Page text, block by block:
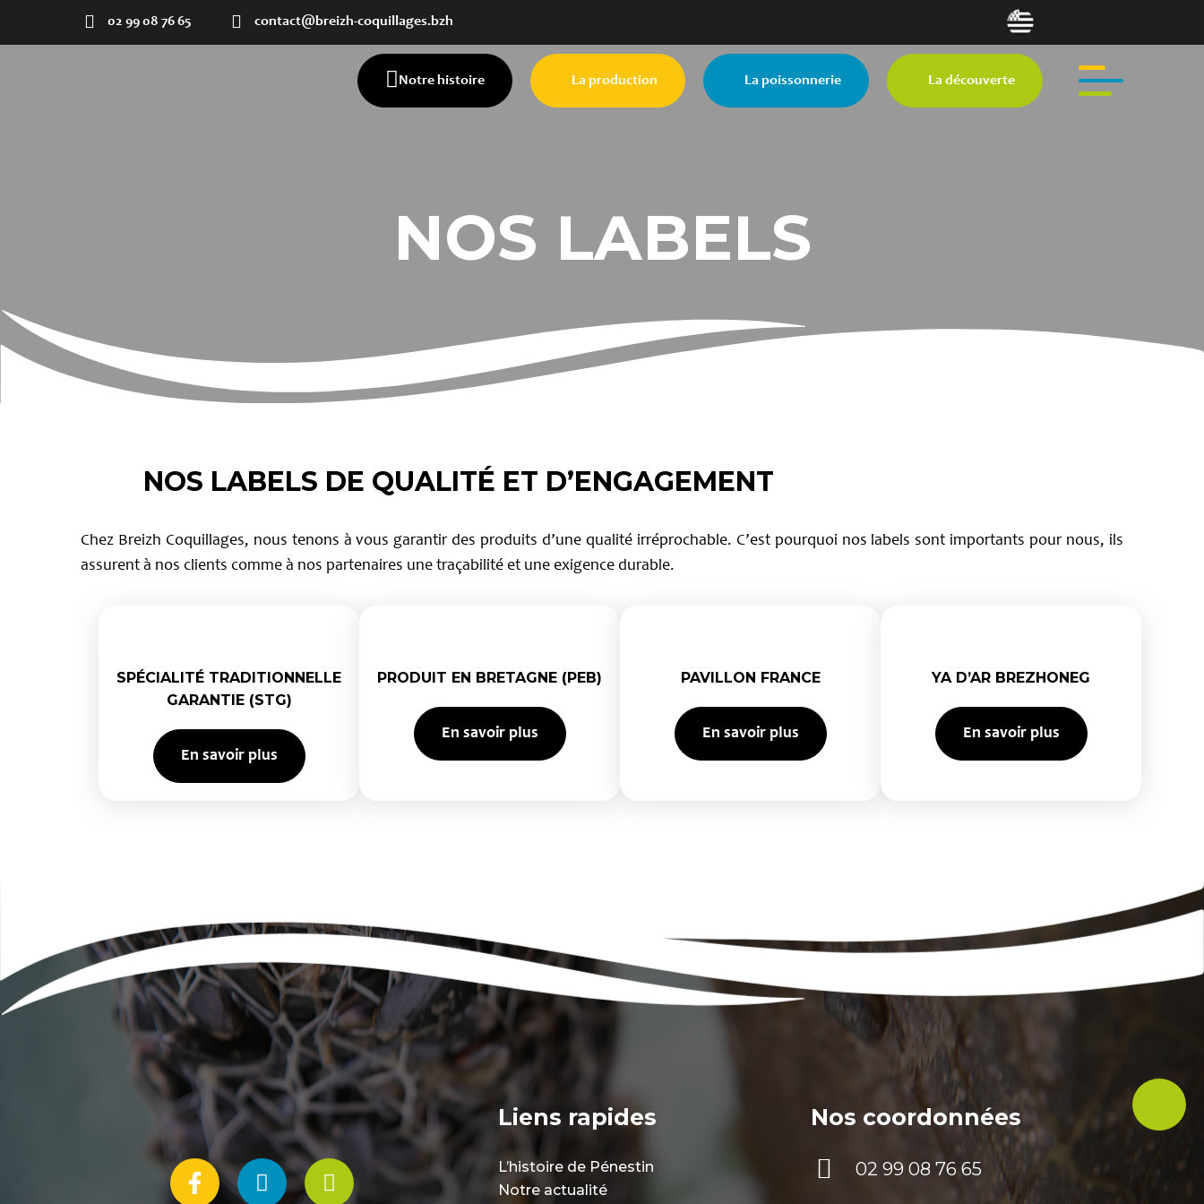
02 99 08 76 65 contact@breizh-coquillages.bzh
Notre histoire La production La poissonnerie La découverte
NOS LABELS
NOS LABELS DE QUALITÉ ET D’ENGAGEMENT
Chez Breizh Coquillages, nous tenons à vous garantir des produits d’une qualité irréprochable. C’est pourquoi nos labels sont importants pour nous, ils
assurent à nos clients comme à nos partenaires une traçabilité et une exigence durable.
SPÉCIALITÉ TRADITIONNELLE
GARANTIE (STG)
En savoir plus
PRODUIT EN BRETAGNE (PEB)
En savoir plus
PAVILLON FRANCE
En savoir plus
YA D’AR BREZHONEG
En savoir plus
Liens rapides
L’histoire de Pénestin
Notre actualité
Nos coordonnées
02 99 08 76 65